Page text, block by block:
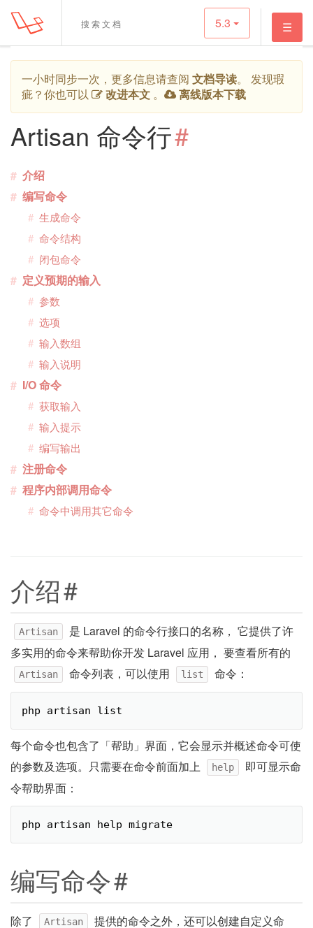
5.3 ☰
一小时同步一次，更多信息请查阅 文档导读。 发现瑕
疵？你也可以
改进本文 。 离线版本下载
Artisan 命令行#
介绍
编写命令
生成命令
命令结构
闭包命令
定义预期的输入
参数
选项
输入数组
输入说明
I/O 命令
获取输入
输入提示
编写输出
注册命令
程序内部调用命令
命令中调用其它命令
介绍#
Artisan
是 Laravel 的命令行接口的名称， 它提供了许
多实用的命令来帮助你开发 Laravel 应用， 要查看所有的
Artisan 命令列表，可以使用 list 命令：
php artisan list
每个命令也包含了「帮助」界面，它会显示并概述命令可使
的参数及选项。只需要在命令前面加上
help
即可显示命
令帮助界面：
php artisan help migrate
编写命令#
除了 Artisan
提供的命令之外，还可以创建自定义命